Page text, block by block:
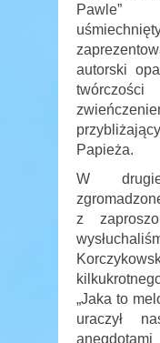
autorski
Papieża.
W
z
„Jaka to
uraczył